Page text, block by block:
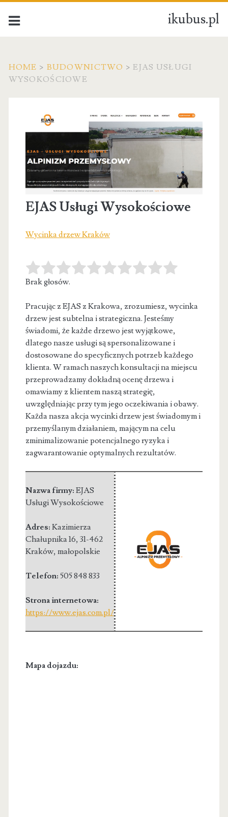
ikubus.pl
HOME > BUDOWNICTWO >EJAS USŁUGI
WYSOKOŚCIOWE
EJAS Usługi Wysokościowe
Wycinka drzew Kraków
Brak głosów.
Pracując z EJAS z Krakowa, zrozumiesz, wycinka
drzew jest subtelna i strategiczna. Jesteśmy
świadomi, że każde drzewo jest wyjątkowe,
dlatego nasze usługi są spersonalizowane i
dostosowane do specyficznych potrzeb każdego
klienta. W ramach naszych konsultacji na miejscu
przeprowadzamy dokładną ocenę drzewa i
omawiamy z klientem naszą strategię,
uwzględniając przy tym jego oczekiwania i obawy.
Każda nasza akcja wycinki drzew jest świadomym i
przemyślanym działaniem, mającym na celu
zminimalizowanie potencjalnego ryzyka i
zagwarantowanie optymalnych rezultatów.
Nazwa firmy: EJAS
Usługi Wysokościowe
Adres: Kazimierza
Chałupnika 16, 31-462
Kraków, małopolskie
Telefon: 505 848 833
Strona internetowa:
https://www.ejas.com.pl/
Mapa dojazdu: